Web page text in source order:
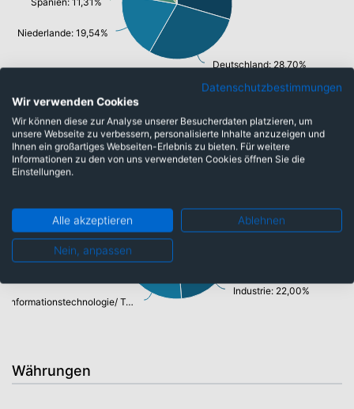
Deutschland: 28,70%
Niederlande: 19,54%
Branchen
Industrie: 22,00%
Informationstechnologie/ Telekommunikation: 17,77%
Konsumgüter: 15,00%
Gesundheitswesen: 5,30%
Versorger: 4,88%
Währungen
Datenschutzbestimmungen
Wir verwenden Cookies
Wir können diese zur Analyse unserer Besucherdaten platzieren, um
unsere Webseite zu verbessern, personalisierte Inhalte anzuzeigen und
Ihnen ein großartiges Webseiten-Erlebnis zu bieten. Für weitere
Informationen zu den von uns verwendeten Cookies öffnen Sie die
Einstellungen.
Alle akzeptieren Ablehnen
Nein, anpassen